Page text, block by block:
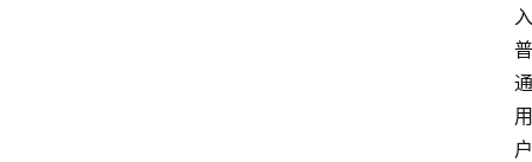
入
普
通
用
户